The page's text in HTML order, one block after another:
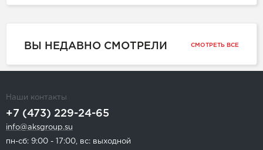
ВЫ НЕДАВНО СМОТРЕЛИ СМОТРЕТЬ ВСЕ
Наши контакты
+7 (473) 229-24-65
info@aksgroup.su
пн-сб: 9:00 - 17:00, вс: выходной